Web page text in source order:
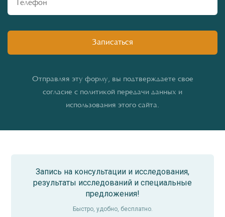
Отправляя эту форму, вы подтверждаете свое
согласие с политикой передачи данных и
использования этого сайта.
Запись на консультации и исследования,
результаты исследований и специальные
предложения!
Быстро, удобно, бесплатно.